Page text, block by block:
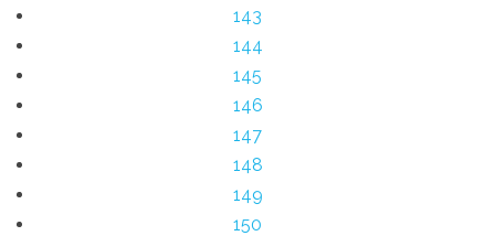
143
144
145
146
147
148
149
150